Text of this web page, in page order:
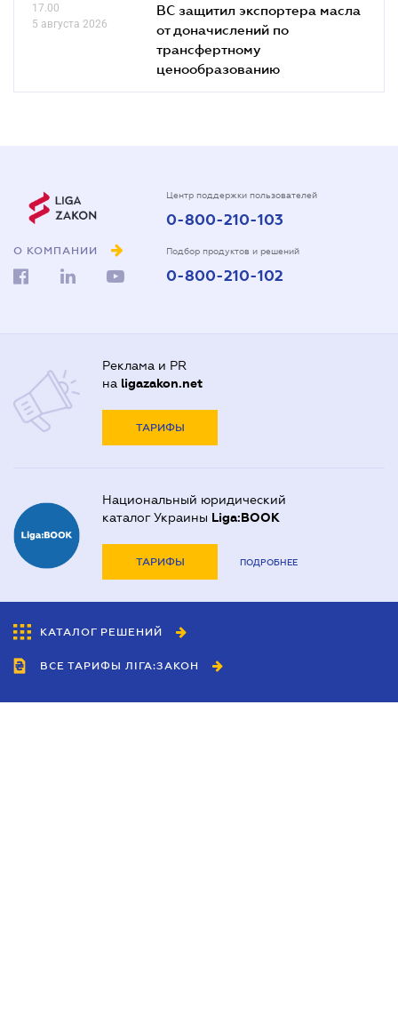
17.00
5 августа 2026
ВС защитил экспортера масла
от доначислений по
трансфертному
ценообразованию
О КОМПАНИИ
Центр поддержки пользователей
0-800-210-103
Подбор продуктов и решений
0-800-210-102
Реклама и PR
на ligazakon.net
ТАРИФЫ
Национальный юридический
каталог Украины Liga:BOOK
ТАРИФЫ ПОДРОБНЕЕ
КАТАЛОГ РЕШЕНИЙ
ВСЕ ТАРИФЫ ЛІГА:ЗАКОН